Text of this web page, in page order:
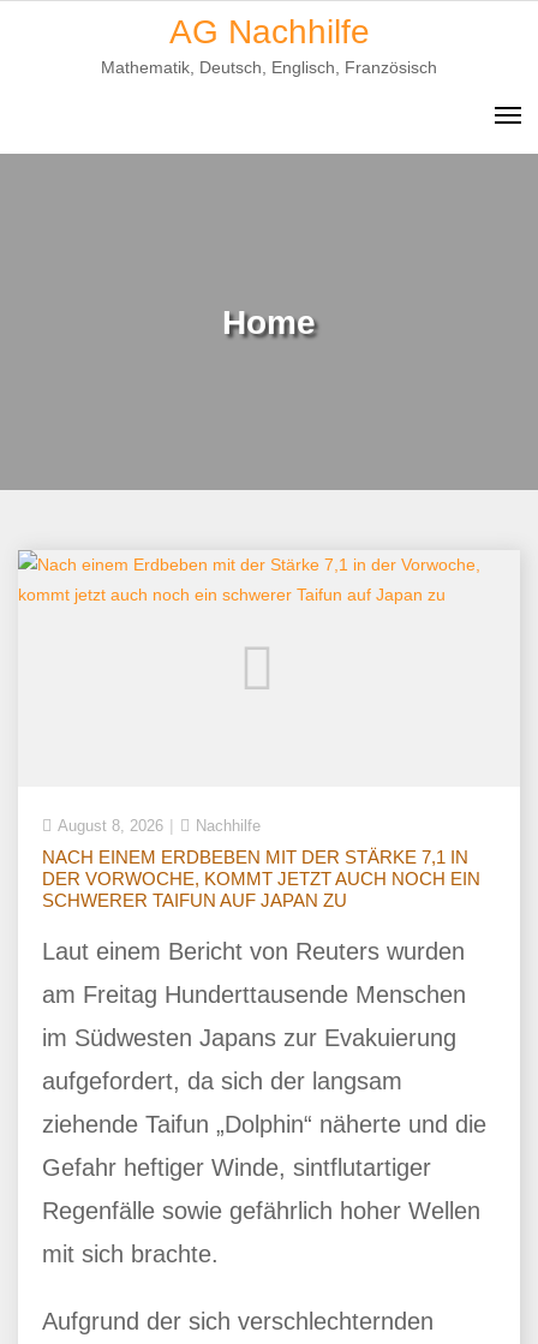
AG Nachhilfe
Mathematik, Deutsch, Englisch, Französisch
Home
August 8, 2026 Nachhilfe
NACH EINEM ERDBEBEN MIT DER STÄRKE 7,1 IN
DER VORWOCHE, KOMMT JETZT AUCH NOCH EIN
SCHWERER TAIFUN AUF JAPAN ZU
Laut einem Bericht von Reuters wurden
am Freitag Hunderttausende Menschen
im Südwesten Japans zur Evakuierung
aufgefordert, da sich der langsam
ziehende Taifun „Dolphin“ näherte und die
Gefahr heftiger Winde, sintflutartiger
Regenfälle sowie gefährlich hoher Wellen
mit sich brachte.
Aufgrund der sich verschlechternden